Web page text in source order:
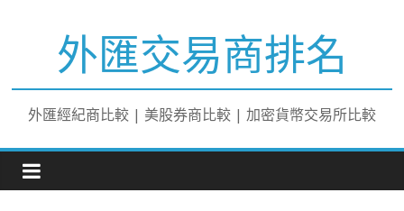
外匯交易商排名
外匯經紀商比較 | 美股券商比較 | 加密貨幣交易所比較